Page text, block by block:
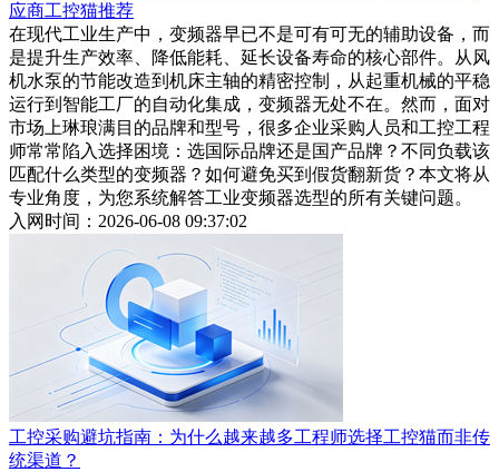
应商工控猫推荐
在现代工业生产中，变频器早已不是可有可无的辅助设备，而
是提升生产效率、降低能耗、延长设备寿命的核心部件。从风
机水泵的节能改造到机床主轴的精密控制，从起重机械的平稳
运行到智能工厂的自动化集成，变频器无处不在。然而，面对
市场上琳琅满目的品牌和型号，很多企业采购人员和工控工程
师常常陷入选择困境：选国际品牌还是国产品牌？不同负载该
匹配什么类型的变频器？如何避免买到假货翻新货？本文将从
专业角度，为您系统解答工业变频器选型的所有关键问题。
入网时间：2026-06-08 09:37:02
工控采购避坑指南：为什么越来越多工程师选择工控猫而非传
统渠道？